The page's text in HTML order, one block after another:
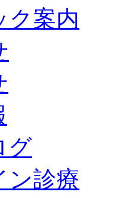
ク案内
グ
ン診療